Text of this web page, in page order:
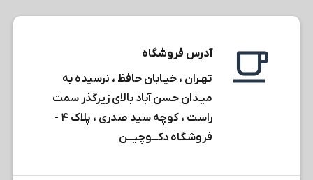
آدرس فروشگاه
تهـران ، خیـابان حافظ ، نرسیده به
میـدان حسن آباد بالای زیرگذر سمت
راست ، کوچه سید صدری ، پلاک ۴ -
فروشگاه دکـــوچیـــن